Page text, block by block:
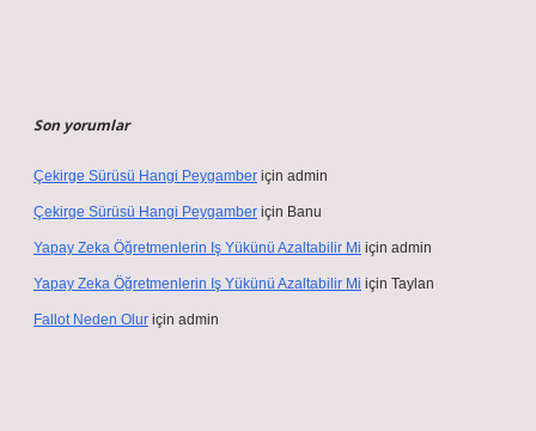
Son yorumlar
Çekirge Sürüsü Hangi Peygamber için admin
Çekirge Sürüsü Hangi Peygamber için Banu
Yapay Zeka Öğretmenlerin Iş Yükünü Azaltabilir Mi için admin
Yapay Zeka Öğretmenlerin Iş Yükünü Azaltabilir Mi için Taylan
Fallot Neden Olur için admin